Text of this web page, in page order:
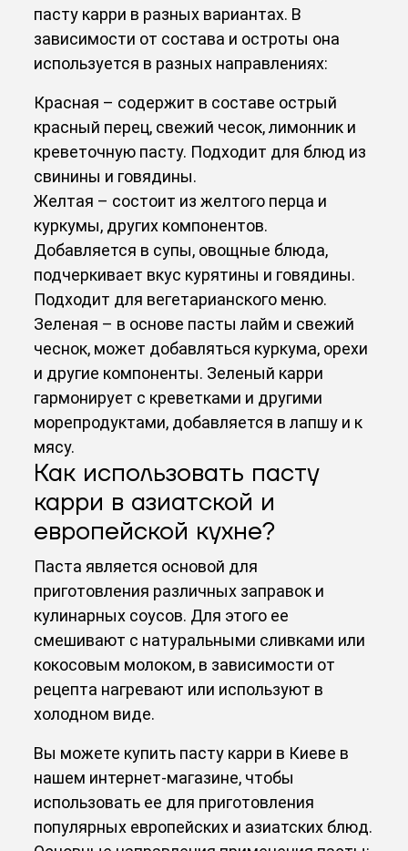
пасту карри в разных вариантах. В
зависимости от состава и остроты она
используется в разных направлениях:
Красная – содержит в составе острый
красный перец, свежий чесок, лимонник и
креветочную пасту. Подходит для блюд из
свинины и говядины.
Желтая – состоит из желтого перца и
куркумы, других компонентов.
Добавляется в супы, овощные блюда,
подчеркивает вкус курятины и говядины.
Подходит для вегетарианского меню.
Зеленая – в основе пасты лайм и свежий
чеснок, может добавляться куркума, орехи
и другие компоненты. Зеленый карри
гармонирует с креветками и другими
морепродуктами, добавляется в лапшу и к
мясу.
Как использовать пасту
карри в азиатской и
европейской кухне?
Паста является основой для
приготовления различных заправок и
кулинарных соусов. Для этого ее
смешивают с натуральными сливками или
кокосовым молоком, в зависимости от
рецепта нагревают или используют в
холодном виде.
Вы можете купить пасту карри в Киеве в
нашем интернет-магазине, чтобы
использовать ее для приготовления
популярных европейских и азиатских блюд.